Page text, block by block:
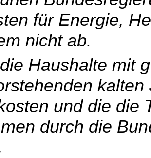
für Energie,
nicht ab.
Haushalte mit
und die die
durch die